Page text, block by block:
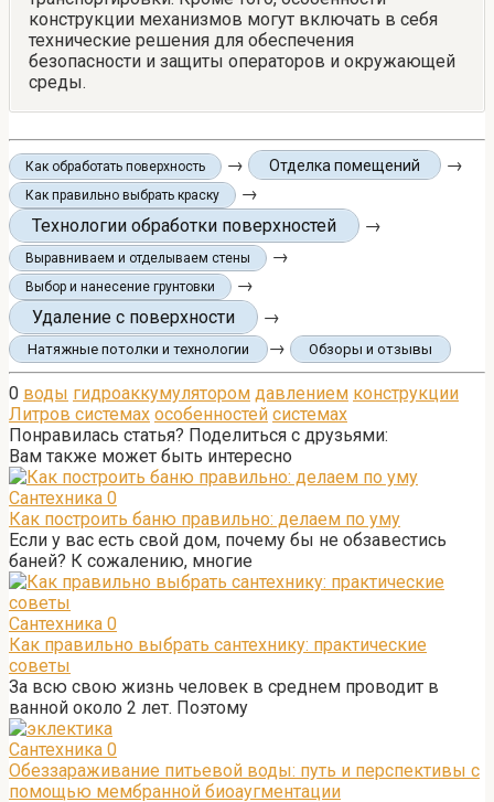
конструкции механизмов могут включать в себя
технические решения для обеспечения
безопасности и защиты операторов и окружающей
среды.
Как обработать поверхность → Отделка помещений →
Как правильно выбрать краску
→
Технологии обработки поверхностей
→
Выравниваем и отделываем стены →
Выбор и нанесение грунтовки
→
Удаление с поверхности
→
Натяжные потолки и технологии → Обзоры и отзывы
0 воды гидроаккумулятором давлением конструкции
Литров системах особенностей системах
Понравилась статья? Поделиться с друзьями:
Вам также может быть интересно
Сантехника 0
Как построить баню правильно: делаем по уму
Если у вас есть свой дом, почему бы не обзавестись
баней? К сожалению, многие
Сантехника 0
Как правильно выбрать сантехнику: практические
советы
За всю свою жизнь человек в среднем проводит в
ванной около 2 лет. Поэтому
Сантехника 0
Обеззараживание питьевой воды: путь и перспективы с
помощью мембранной биоаугментации